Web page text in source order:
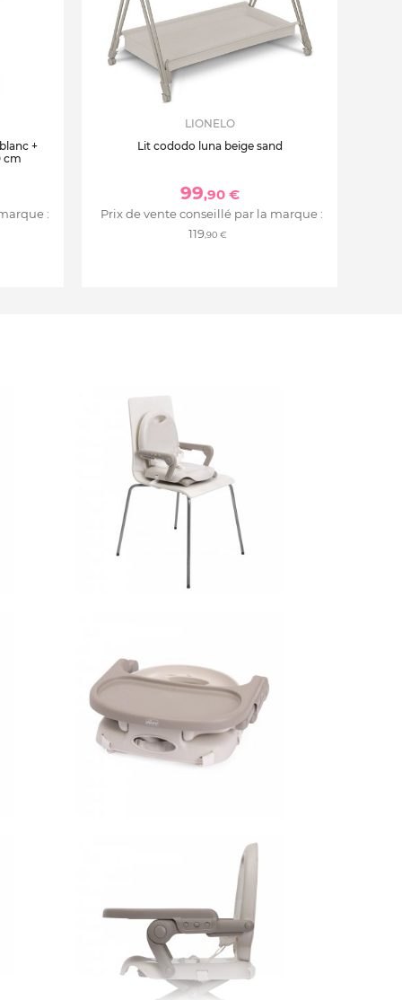
+
cm
:
LIONELO
Lit cododo luna beige sand
99,90 €
Prix de vente conseillé par la marque :
119,90 €